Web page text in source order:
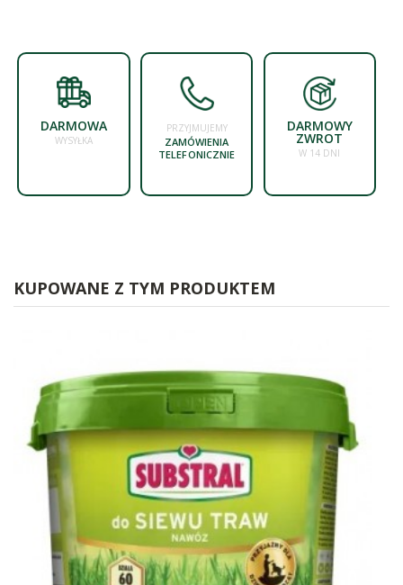
DARMOWA
WYSYŁKA
PRZYJMUJEMY
ZAMÓWIENIA
TELEFONICZNIE
DARMOWY
ZWROT
W 14 DNI
KUPOWANE Z TYM PRODUKTEM